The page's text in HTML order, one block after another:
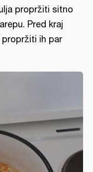
propržiti sitno
Pred kraj
ih par